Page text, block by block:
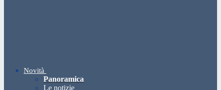
Novità
Panoramica
Le notizie